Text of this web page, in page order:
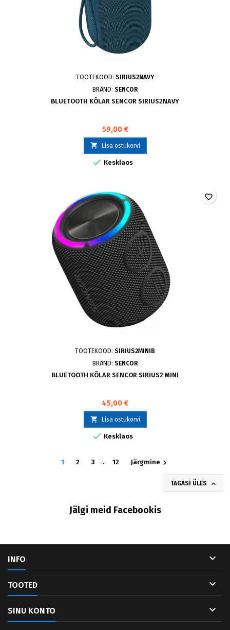
TOOTEKOOD: SIRIUS2NAVY
BRÄND: SENCOR
BLUETOOTH KÕLAR SENCOR SIRIUS2NAVY
59,00 €
 Lisa ostukorvi
 Kesklaos
TOOTEKOOD: SIRIUS2MINIB
BRÄND: SENCOR
BLUETOOTH KÕLAR SENCOR SIRIUS2 MINI
45,00 €
 Lisa ostukorvi
 Kesklaos
favorite_border
1 2 3 … 12 Järgmine 
TAGASI ÜLES 
Jälgi meid Facebookis
INFO 
TOOTED 
SINU KONTO 